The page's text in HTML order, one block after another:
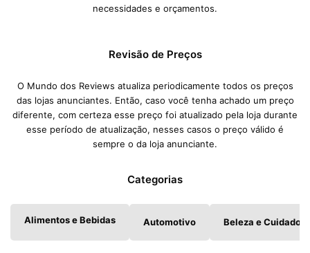
necessidades e orçamentos.
Revisão de Preços
O Mundo dos Reviews atualiza periodicamente todos os preços
das lojas anunciantes. Então, caso você tenha achado um preço
diferente, com certeza esse preço foi atualizado pela loja durante
esse período de atualização, nesses casos o preço válido é
sempre o da loja anunciante.
Categorias
Alimentos e Bebidas Automotivo Beleza e Cuidados